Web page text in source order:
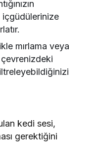
içgüdülerinize
mırlama veya
kedi sesi,
gerektiğini